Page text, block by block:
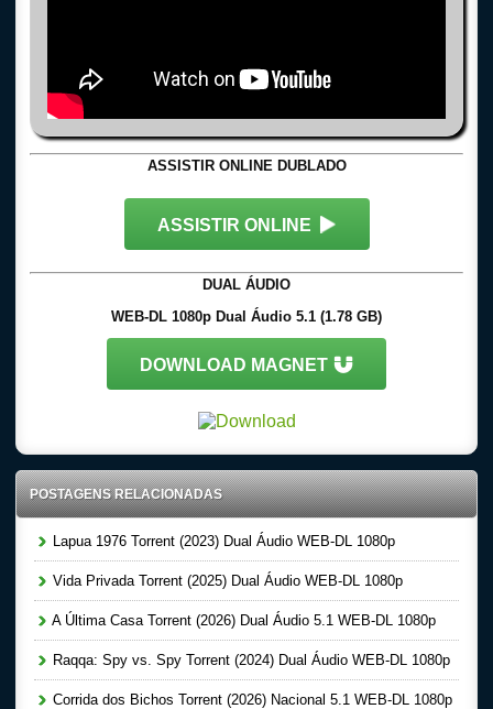
ASSISTIR ONLINE DUBLADO
ASSISTIR ONLINE
DUAL ÁUDIO
WEB-DL 1080p Dual Áudio 5.1 (1.78 GB)
DOWNLOAD MAGNET
POSTAGENS RELACIONADAS
Lapua 1976 Torrent (2023) Dual Áudio WEB-DL 1080p
Vida Privada Torrent (2025) Dual Áudio WEB-DL 1080p
A Última Casa Torrent (2026) Dual Áudio 5.1 WEB-DL 1080p
Raqqa: Spy vs. Spy Torrent (2024) Dual Áudio WEB-DL 1080p
Corrida dos Bichos Torrent (2026) Nacional 5.1 WEB-DL 1080p